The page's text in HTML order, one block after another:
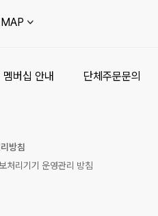
멤버십 안내 단체주문문의
방침
처리기기 운영관리 방침